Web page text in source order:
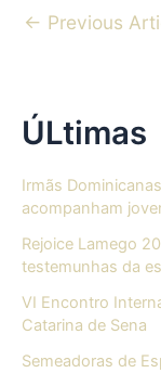
← Previous
ÚLtimas
Irmãs
acompanham
Rejoice Lamego
testemunhas da
VI Encontro
Catarina de Sena
Semeadoras de